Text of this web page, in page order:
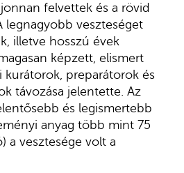
felvettek és a rövid
legnagyobb veszteséget
illetve hosszú évek
képzett, elismert
kurátorok, preparátorok és
távozása jelentette. Az
és legismertebb
anyag több mint 75
a vesztesége volt a